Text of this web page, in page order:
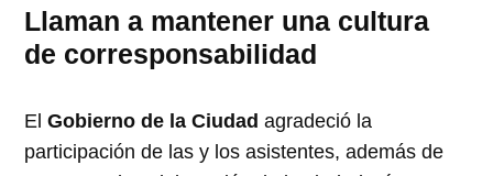
Llaman a mantener una cultura
de corresponsabilidad
ElGobierno de la Ciudad agradeció la
participación de las y los asistentes, además de